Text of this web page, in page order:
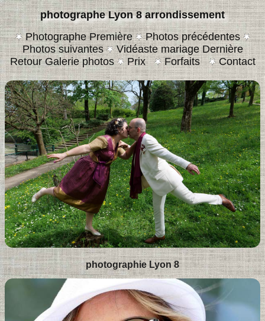
photographe Lyon 8 arrondissement
Photographe Première
Photos précédentes
Photos suivantes
Vidéaste mariage Dernière
Retour Galerie photos
Prix Forfaits Contact
photographie Lyon 8